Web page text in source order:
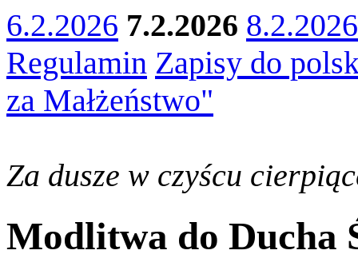
6.2.2026 7.2.2026 8.2.2026
Regulamin Zapisy do
za Małżeństwo"
Za dusze w czyścu
Modlitwa do Ducha